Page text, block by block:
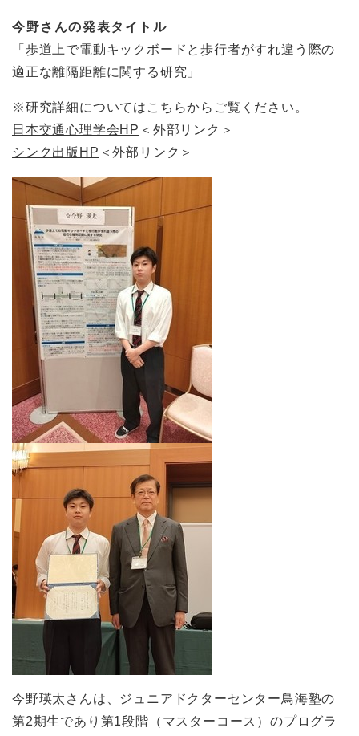
今野さんの発表タイトル
「歩道上で電動キックボードと歩行者がすれ違う際の
適正な離隔距離に関する研究」
※研究詳細についてはこちらからご覧ください。
日本交通心理学会HP ＜外部リンク＞
シンク出版HP ＜外部リンク＞
今野瑛太さんは、ジュニアドクターセンター鳥海塾の
第2期生であり第1段階（マスターコース）のプログラ